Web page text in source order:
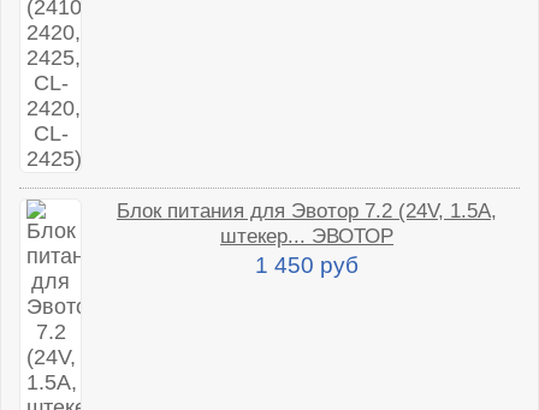
Блок питания для Эвотор 7.2 (24V, 1.5A,
штекер... ЭВОТОР
1 450 руб